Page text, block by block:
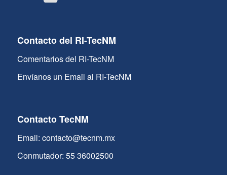
Contacto del RI-TecNM
Comentarios del RI-TecNM
Envíanos un Email al RI-TecNM
Contacto TecNM
Email: contacto@tecnm.mx
Conmutador: 55 36002500